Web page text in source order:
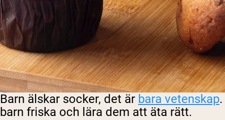
Barn älskar socker, det är bara vetenskap
barn friska och lära dem att äta rätt.